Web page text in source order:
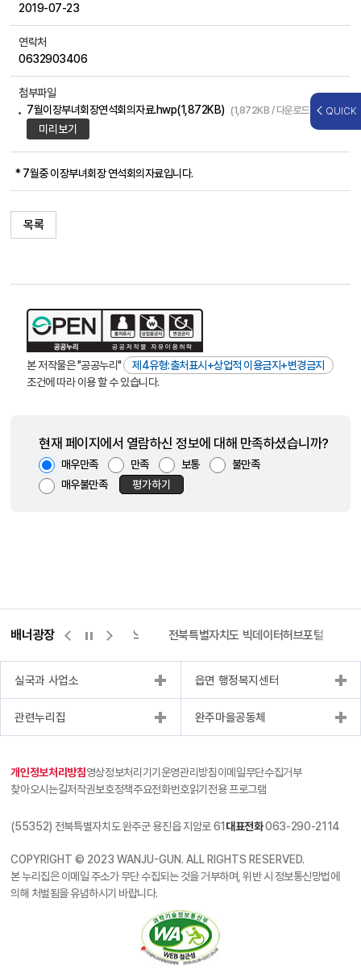
2019-07-23
연락처
0632903406
첨부파일
7월이장부녀회장연석회의자료.hwp(1,872KB) (1,872KB / 다운로드:197회 )
미리보기
* 7월중 이장부녀회장 연석회의자료입니다.
목록
본 저작물은 "공공누리"
제4유형:출처표시+상업적 이용금지+변경금지
조건에 따라 이용 할 수 있습니다.
현재 페이지에서 열람하신 정보에 대해 만족하셨습니까?
매우만족 만족 보통
불만족
매우불만족
평가하기
QUICK
배너광장
량바로처리센터 위택스 전북특별자치도 빅데이터허브포털
실국과 사업소 읍면 행정복지센터
관련누리집 완주마을공동체
개인정보처리방침영상정보처리기기운영관리방침이메일무단수집거부
찾아오시는길저작권보호정책주요전화번호읽기전용 프로그램
(55352) 전북특별자치도 완주군 용진읍 지암로 61 대표전화063-290-2114
COPYRIGHT © 2023 WANJU-GUN. ALL RIGHTS RESERVED.
본 누리집은 이메일 주소가 무단 수집되는 것을 거부하며, 위반 시 정보통신망법에
의해 처벌됨을 유념하시기 바랍니다.